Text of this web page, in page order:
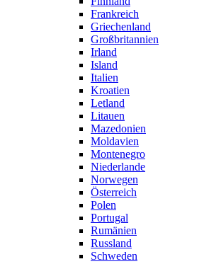
Frankreich
Griechenland
Großbritannien
Irland
Island
Italien
Kroatien
Letland
Litauen
Mazedonien
Moldavien
Montenegro
Niederlande
Norwegen
Österreich
Polen
Portugal
Rumänien
Russland
Schweden